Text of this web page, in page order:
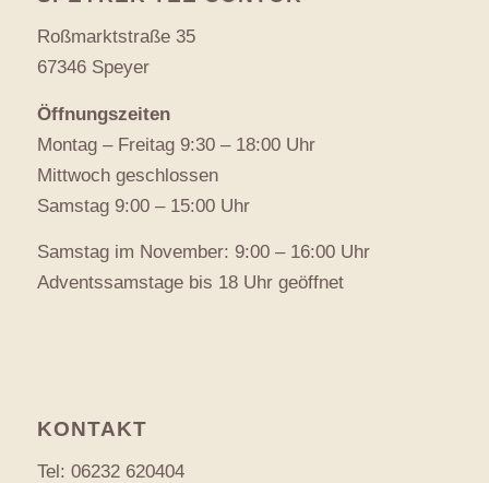
Roßmarktstraße 35
67346 Speyer
Öffnungszeiten
Montag – Freitag 9:30 – 18:00 Uhr
Mittwoch geschlossen
Samstag 9:00 – 15:00 Uhr
Samstag im November: 9:00 – 16:00 Uhr
Adventssamstage bis 18 Uhr geöffnet
KONTAKT
Tel: 06232 620404